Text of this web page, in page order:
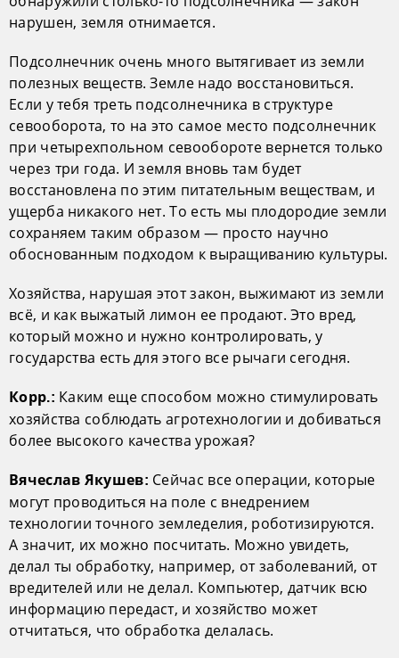
нарушен, земля отнимается.
Подсолнечник очень много вытягивает из земли
полезных веществ. Земле надо восстановиться.
Если у тебя треть подсолнечника в структуре
севооборота, то на это самое место подсолнечник
при четырехпольном севообороте вернется только
через три года. И земля вновь там будет
восстановлена по этим питательным веществам, и
ущерба никакого нет. То есть мы плодородие земли
сохраняем таким образом — просто научно
обоснованным подходом к выращиванию культуры.
Хозяйства, нарушая этот закон, выжимают из земли
всё, и как выжатый лимон ее продают. Это вред,
который можно и нужно контролировать, у
государства есть для этого все рычаги сегодня.
Корр.: Каким еще способом можно стимулировать
хозяйства соблюдать агротехнологии и добиваться
более высокого качества урожая?
Вячеслав Якушев: Сейчас все операции, которые
могут проводиться на поле с внедрением
технологии точного земледелия, роботизируются.
А значит, их можно посчитать. Можно увидеть,
делал ты обработку, например, от заболеваний, от
вредителей или не делал. Компьютер, датчик всю
информацию передаст, и хозяйство может
отчитаться, что обработка делалась.